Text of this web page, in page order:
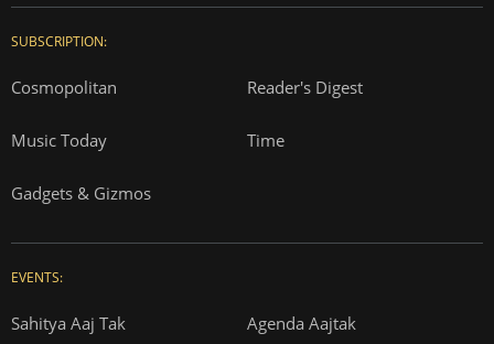
SUBSCRIPTION:
Cosmopolitan Reader's Digest
Music Today Time
Gadgets & Gizmos
EVENTS:
Sahitya Aaj Tak Agenda Aajtak